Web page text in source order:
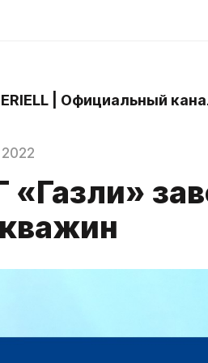
| Официальный
«Газли»